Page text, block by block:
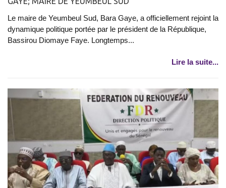
Le maire de Yeumbeul Sud, Bara Gaye, a officiellement rejoint la
dynamique politique portée par le président de la République,
Bassirou Diomaye Faye. Longtemps...
Lire la suite...